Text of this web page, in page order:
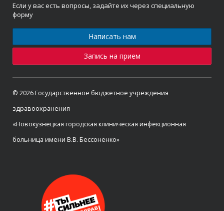
Если у вас есть вопросы, задайте их через специальную
форму
Написать нам
Запись на прием
© 2026 Государственное бюджетное учреждения
здравоохранения
«Новокузнецкая городская клиническая инфекционная
больница имени В.В. Бессоненко»